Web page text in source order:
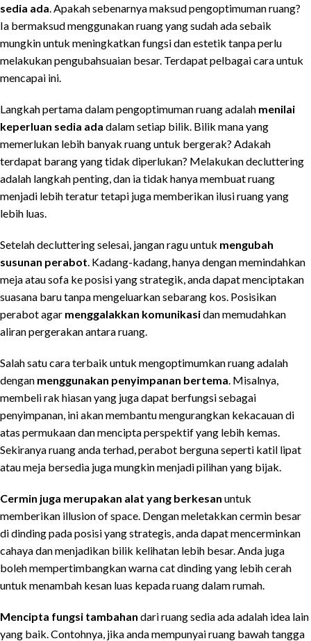
sedia ada . Apakah sebenarnya maksud pengoptimuman ruang?
Ia bermaksud menggunakan ruang yang sudah ada sebaik
mungkin untuk meningkatkan fungsi dan estetik tanpa perlu
melakukan pengubahsuaian besar. Terdapat pelbagai cara untuk
mencapai ini.
Langkah pertama dalam pengoptimuman ruang adalah menilai
keperluan sedia ada dalam setiap bilik. Bilik mana yang
memerlukan lebih banyak ruang untuk bergerak? Adakah
terdapat barang yang tidak diperlukan? Melakukan decluttering
adalah langkah penting, dan ia tidak hanya membuat ruang
menjadi lebih teratur tetapi juga memberikan ilusi ruang yang
lebih luas.
Setelah decluttering selesai, jangan ragu untuk mengubah
susunan perabot . Kadang-kadang, hanya dengan memindahkan
meja atau sofa ke posisi yang strategik, anda dapat menciptakan
suasana baru tanpa mengeluarkan sebarang kos. Posisikan
perabot agar menggalakkan komunikasidan memudahkan
aliran pergerakan antara ruang.
Salah satu cara terbaik untuk mengoptimumkan ruang adalah
dengan menggunakan penyimpanan bertema . Misalnya,
membeli rak hiasan yang juga dapat berfungsi sebagai
penyimpanan, ini akan membantu mengurangkan kekacauan di
atas permukaan dan mencipta perspektif yang lebih kemas.
Sekiranya ruang anda terhad, perabot berguna seperti katil lipat
atau meja bersedia juga mungkin menjadi pilihan yang bijak.
Cermin juga merupakan alat yang berkesan untuk
memberikan illusion of space. Dengan meletakkan cermin besar
di dinding pada posisi yang strategis, anda dapat mencerminkan
cahaya dan menjadikan bilik kelihatan lebih besar. Anda juga
boleh mempertimbangkan warna cat dinding yang lebih cerah
untuk menambah kesan luas kepada ruang dalam rumah.
Mencipta fungsi tambahan dari ruang sedia ada adalah idea lain
yang baik. Contohnya, jika anda mempunyai ruang bawah tangga